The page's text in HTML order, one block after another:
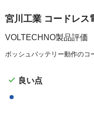
宮川工業 コードレス
VOLTECHNO製品評価
ボッシュバッテリー動作のコ
良い点